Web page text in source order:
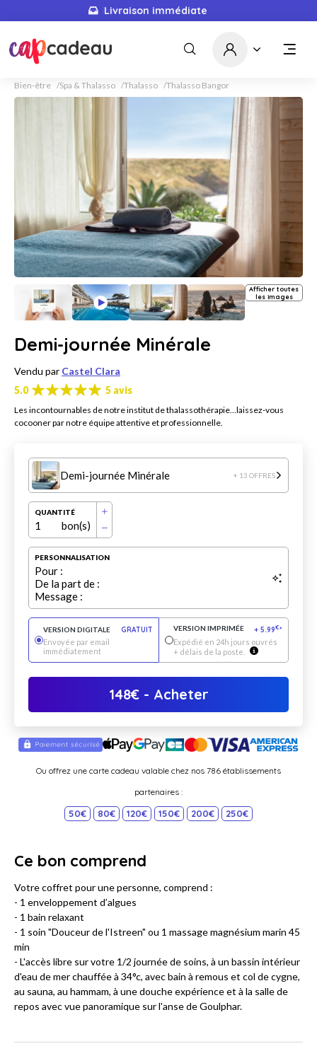
Livraison immédiate
Bien-être Spa & Thalasso Thalasso Thalasso Bangor
Afficher toutes
les images
Demi-journée Minérale
Vendu par Castel Clara
5.0
5 avis
Les incontournables de notre institut de thalassothérapie…laissez-vous
cocooner par notre équipe attentive et professionnelle.
Demi-journée Minérale + 13 OFFRES
QUANTITÉ
1 bon(s)
PERSONNALISATION
Pour :
De la part de :
Message :
VERSION DIGITALE
GRATUIT
Envoyée par email
immédiatement
VERSION IMPRIMÉE + 5.99€*
Expédié en 24h jours ouvrés
+ délais de la poste.
148€- Acheter
Ou offrez une carte cadeau valable chez nos 786 établissements
partenaires :
50€ 80€ 120€ 150€ 200€ 250€
Ce bon comprend
Votre coffret pour une personne, comprend :
- 1 enveloppement d’algues
- 1 bain relaxant
- 1 soin "Douceur de l'Istreen" ou 1 massage magnésium marin 45
min
- L'accès libre sur votre 1/2 journée de soins, à un bassin intérieur
d'eau de mer chauffée à 34°c, avec bain à remous et col de cygne,
au sauna, au hammam, à une douche expérience et à la salle de
repos avec vue panoramique sur l'anse de Goulphar.